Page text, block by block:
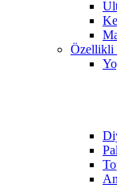
Özellikli